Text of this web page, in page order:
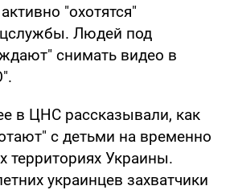
"охотятся"
Людей под
снимать видео в
в ЦНС рассказывали, как
с детьми на временно
территориях Украины.
украинцев захватчики